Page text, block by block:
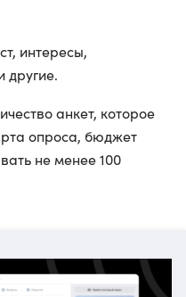
интересы,
другие.
анкет, которое
опроса, бюджет
не менее 100